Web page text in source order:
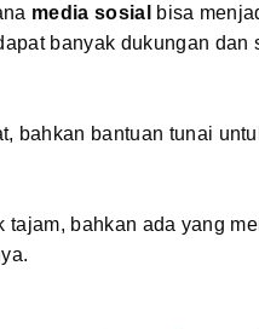
media sosial
bisa
banyak dukungan dan
bahkan bantuan tunai
bahkan ada yang